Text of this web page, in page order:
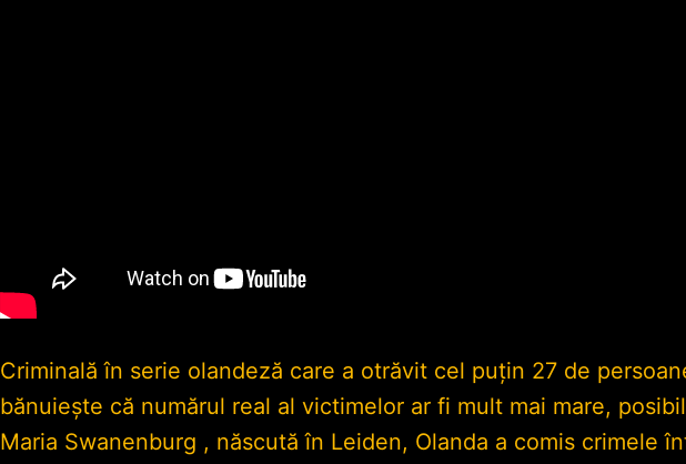
Criminală în serie olandeză care a otrăvit cel puțin 27 de
bănuiește că numărul real al victimelor ar fi mult mai mare,
Maria Swanenburg , născută în Leiden, Olanda a comis crimele